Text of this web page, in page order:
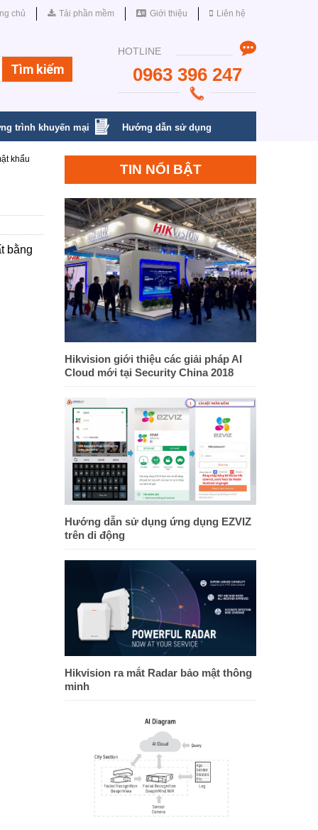
chủ Tải phần mềm Giới thiệu Liên hệ
HOTLINE
0963 396 247
trình khuyến mại Hướng dẫn sử dụng
khẩu
bằng
TIN NỔI BẬT
Hikvision giới thiệu các giải pháp AI
Cloud mới tại Security China 2018
Hướng dẫn sử dụng ứng dụng EZVIZ
trên di động
Hikvision ra mắt Radar bảo mật thông
minh